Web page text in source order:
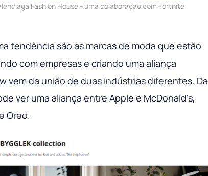
Fashion House - uma colaboração com Fortnite
tendência são as marcas de moda que estão
com empresas e criando uma aliança
vem da união de duas indústrias diferentes. Da
ver uma aliança entre Apple e McDonald's,
Oreo.